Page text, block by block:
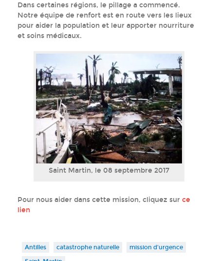
Dans certaines régions, le pillage a commencé.
Notre équipe de renfort est en route vers les lieux
pour aider la population et leur apporter nourriture
et soins médicaux.
Saint Martin, le 08 septembre 2017
Pour nous aider dans cette mission, cliquez sur ce
lien
Antilles catastrophe naturelle mission d'urgence